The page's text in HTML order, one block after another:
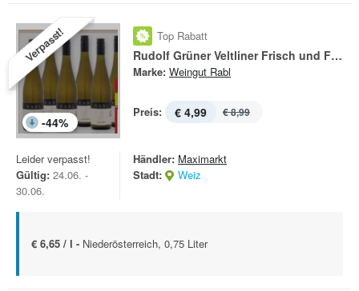
Verpasst!
-44%
Top Rabatt
Rudolf Grüner Veltliner Frisch und Fruchtig
Marke: Weingut Rabl
Preis: € 4,99 € 8,99
Leider verpasst!
Gültig: 24.06. -
30.06.
Händler: Maximarkt
Stadt:
Weiz
€ 6,65 / l - Niederösterreich, 0,75 Liter